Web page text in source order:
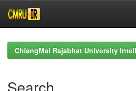
navigationChiangMai Rajabhat University